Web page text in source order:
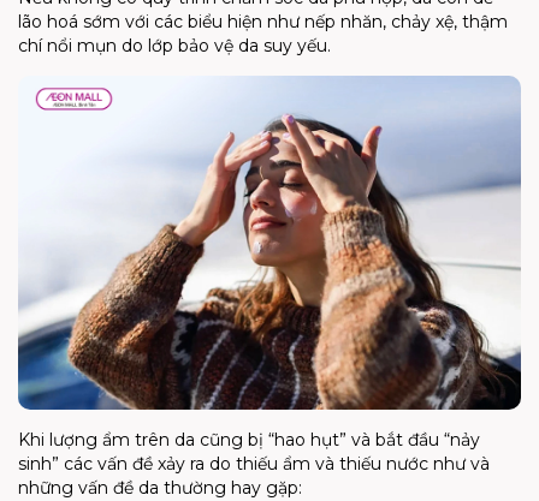
lão hoá sớm với các biểu hiện như nếp nhăn, chảy xệ, thậm
chí nổi mụn do lớp bảo vệ da suy yếu.
Khi lượng ẩm trên da cũng bị “hao hụt” và bắt đầu “nảy
sinh” các vấn đề xảy ra do thiếu ẩm và thiếu nước như và
những vấn đề da thường hay gặp: